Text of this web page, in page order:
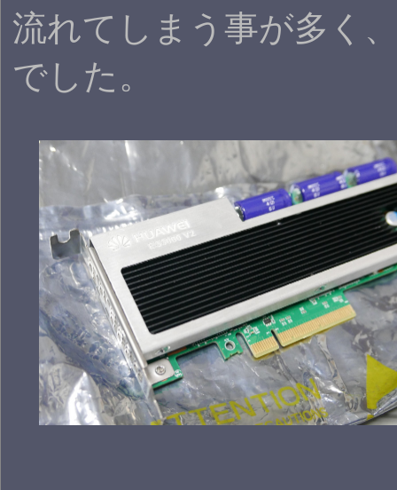
流れてしまう事が多く
でした。